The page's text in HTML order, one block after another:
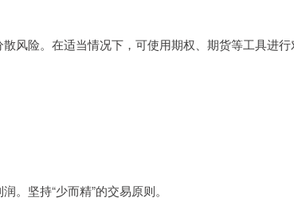
风险。在适当情况下，可使用期权、期货等工具进行
坚持“少而精”的交易原则。